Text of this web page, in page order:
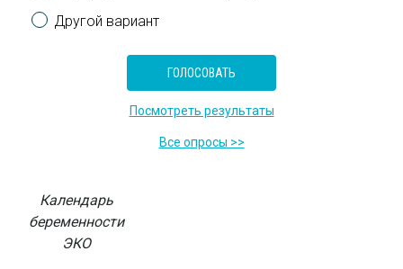
Другой вариант
Посмотреть результаты
Все опросы >>
Календарь
беременности
ЭКО